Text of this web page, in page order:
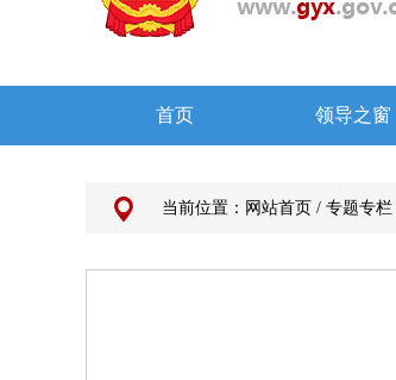
当前位置： 网站首页 / 专题专栏